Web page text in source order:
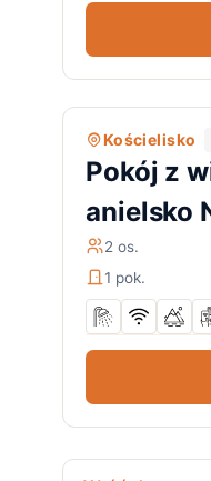
Kościelisko
Pokój z
anielsko
2 os.
1 pok.